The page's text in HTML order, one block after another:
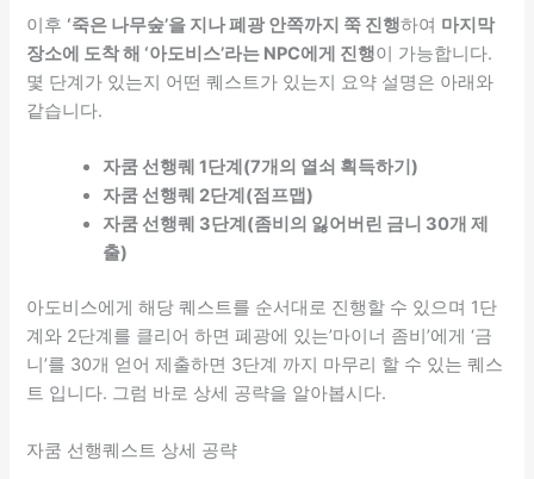
이후 ‘죽은 나무숲’을 지나 폐광 안쪽까지 쭉 진행하여 마지막
장소에 도착 해 ‘아도비스’라는 NPC에게 진행이 가능합니다.
몇 단계가 있는지 어떤 퀘스트가 있는지 요약 설명은 아래와
같습니다.
자쿰 선행퀘 1단계(7개의 열쇠 획득하기)
자쿰 선행퀘 2단계(점프맵)
자쿰 선행퀘 3단계(좀비의 잃어버린 금니 30개 제
출)
아도비스에게 해당 퀘스트를 순서대로 진행할 수 있으며 1단
계와 2단계를 클리어 하면 폐광에 있는’마이너 좀비’에게 ‘금
니’를 30개 얻어 제출하면 3단계 까지 마무리 할 수 있는 퀘스
트 입니다. 그럼 바로 상세 공략을 알아봅시다.
자쿰 선행퀘스트 상세 공략